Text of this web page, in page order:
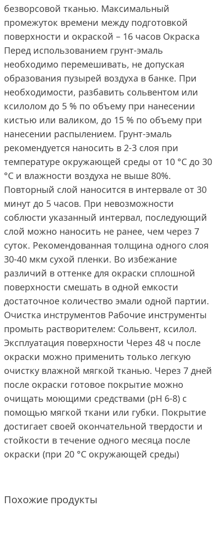
безворсовой тканью. Максимальный
промежуток времени между подготовкой
поверхности и окраской – 16 часов Окраска
Перед использованием грунт-эмаль
необходимо перемешивать, не допуская
образования пузырей воздуха в банке. При
необходимости, разбавить сольвентом или
ксилолом до 5 % по объему при нанесении
кистью или валиком, до 15 % по объему при
нанесении распылением. Грунт-эмаль
рекомендуется наносить в 2-3 слоя при
температуре окружающей среды от 10 °С до 30
°С и влажности воздуха не выше 80%.
Повторный слой наносится в интервале от 30
минут до 5 часов. При невозможности
соблюсти указанный интервал, последующий
слой можно наносить не ранее, чем через 7
суток. Рекомендованная толщина одного слоя
30-40 мкм сухой пленки. Во избежание
различий в оттенке для окраски сплошной
поверхности смешать в одной емкости
достаточное количество эмали одной партии.
Очистка инструментов Рабочие инструменты
промыть растворителем: Сольвент, ксилол.
Эксплуатация поверхности Через 48 ч после
окраски можно применить только легкую
очистку влажной мягкой тканью. Через 7 дней
после окраски готовое покрытие можно
очищать моющими средствами (pH 6-8) с
помощью мягкой ткани или губки. Покрытие
достигает своей окончательной твердости и
стойкости в течение одного месяца после
окраски (при 20 °С окружающей среды)
Похожие продукты